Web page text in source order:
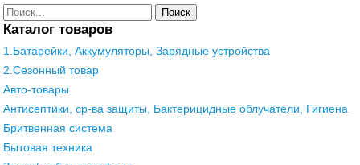
Поиск
Каталог товаров
1.Батарейки, Аккумуляторы, Зарядные устройства
2.Сезонный товар
Авто-товары
Антисептики, ср-ва защиты, Бактерицидные облучатели, Гигиена
Бритвенная система
Бытовая техника